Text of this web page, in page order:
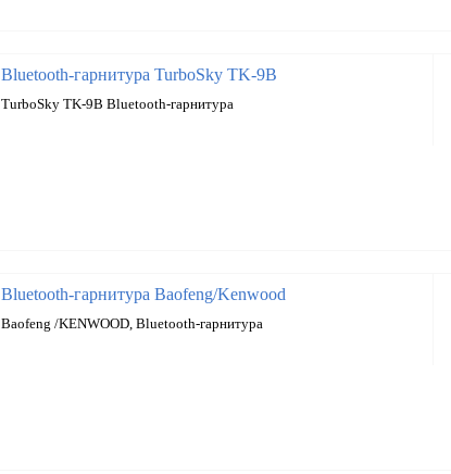
Bluetooth-гарнитура TurboSky TK-9B
TurboSky TK-9B Bluetooth-гарнитура
Bluetooth-гарнитура Baofeng/Kenwood
Baofeng /KENWOOD, Bluetooth-гарнитура